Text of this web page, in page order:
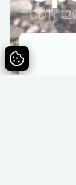
CDTi